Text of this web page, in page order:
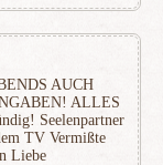
AUCH
ALLES
Seelenpartner
TV Vermißte
Liebe